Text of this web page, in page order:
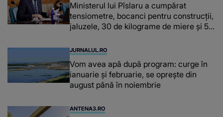
Ministerul lui Pîslaru a cumpărat
tensiometre, bocanci pentru construcții,
jaluzele, 30 de kilograme de miere și 50
JURNALUL.RO
Vom avea apă după program: curge în
ianuarie și februarie, se oprește din
august până în noiembrie
ANTENA3.RO